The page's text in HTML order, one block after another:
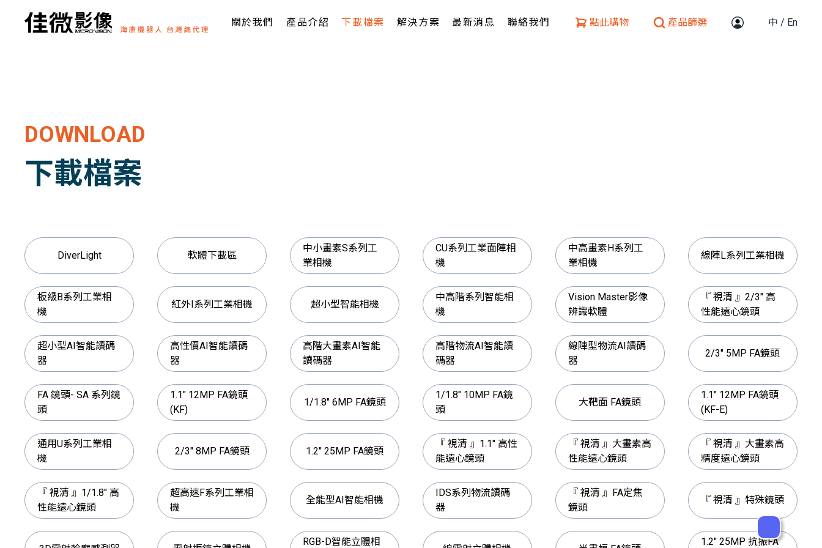
關於我們 產品介紹 下載檔案 解決方案 最新消息 聯絡我們 點此購物 產品篩選 中 / En
DOWNLOAD
下載檔案
DiverLight 軟體下載區
中小畫素S系列工
業相機
CU系列工業面陣相
機
中高畫素H系列工
業相機
線陣L系列工業相機
板級B系列工業相
機
紅外I系列工業相機 超小型智能相機
中高階系列智能相
機
Vision Master影像
辨識軟體
『 視清 』2/3" 高
性能遠心鏡頭
超小型AI智能讀碼
器
高性價AI智能讀碼
器
高階大畫素AI智能
讀碼器
高階物流AI智能讀
碼器
線陣型物流AI讀碼
器
2/3" 5MP FA鏡頭
FA 鏡頭- SA 系列鏡
頭
1.1" 12MP FA鏡頭
(KF)
1/1.8" 6MP FA鏡頭
1/1.8" 10MP FA鏡
頭
大靶面 FA鏡頭
1.1" 12MP FA鏡頭
(KF-E)
通用U系列工業相
機
2/3" 8MP FA鏡頭 1.2" 25MP FA鏡頭
『 視清 』1.1" 高性
能遠心鏡頭
『 視清 』大畫素高
性能遠心鏡頭
『 視清 』大畫素高
精度遠心鏡頭
『 視清 』1/1.8" 高
性能遠心鏡頭
超高速F系列工業相
機
全能型AI智能相機
IDS系列物流讀碼
器
『 視清 』FA定焦
鏡頭
『 視清 』特殊鏡頭
RGB-D智能立體相 1.2" 25MP 抗振FA